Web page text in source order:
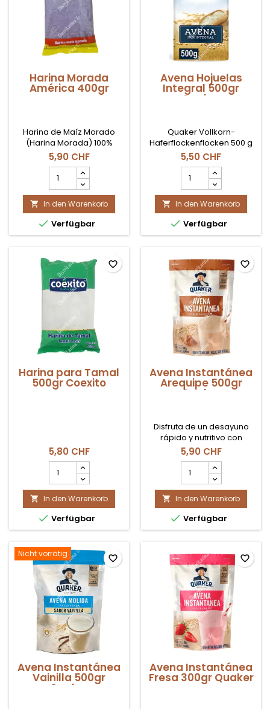
Harina Morada
América 400gr
Harina de Maíz Morado
(Harina Morada) 100%
peruana. La base
indispensable para
preparar la tradicional
Chicha Morada y la
Mazamorra Morada.
5,90 CHF
Morada
América
400gr
Produktmengenfeld
 In den Warenkorb
 Verfügbar
Avena Hojuelas
Integral 500gr
Quaker
Quaker Vollkorn-
Haferflockenflocken 500 g
5,50 CHF
Hojuelas
Integral
500gr
Quaker
Produktmengenfeld
 In den Warenkorb
 Verfügbar
Harina para Tamal
500gr Coexito
5,80 CHF
para
Tamal
500gr
Coexito
Produktmengenfeld
 In den Warenkorb
 Verfügbar
favorite_border
Avena Instantánea
Arequipe 500gr
Quaker
Disfruta de un desayuno
rápido y nutritivo con
nuestra Avena Instantánea
sabor Arequipe. Deliciosa y
fácil de preparar.
5,90 CHF
Instantánea
Arequipe
500gr
Quaker
Produktmengenfeld
 In den Warenkorb
 Verfügbar
favorite_border
Nicht vorrätig
Avena Instantánea
Vainilla 500gr
Quaker
favorite_border
Avena Instantánea
Fresa 300gr Quaker
favorite_border